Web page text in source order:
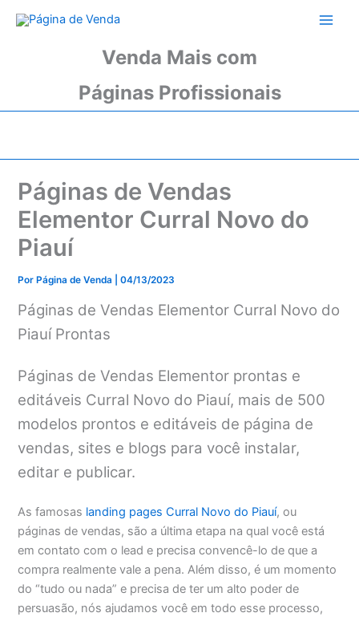
para
Venda Mais com
Páginas Profissionais
Páginas de Vendas
Elementor Curral Novo do
Piauí
PorPágina de Venda |04/13/2023
Páginas de Vendas Elementor Curral Novo do
Piauí Prontas
Páginas de Vendas Elementor prontas e
editáveis Curral Novo do Piauí, mais de 500
modelos prontos e editáveis de página de
vendas, sites e blogs para você instalar,
editar e publicar.
As famosas landing pages Curral Novo do Piauí, ou
páginas de vendas, são a última etapa na qual você está
em contato com o lead e precisa convencê-lo de que a
compra realmente vale a pena. Além disso, é um momento
do “tudo ou nada” e precisa de ter um alto poder de
persuasão, nós ajudamos você em todo esse processo,